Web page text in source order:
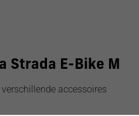
Strada E-Bike M
accessoires